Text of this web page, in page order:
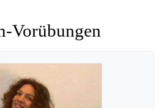
Vorübungen